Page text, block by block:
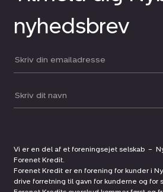
nyhedsbrev
Din email:
Dit navn:
Vi er en del af et foreningsejet selskab –
Forenet Kredit.
Forenet Kredit er en forening for kunder i
drive forretning til gavn for kunderne og for